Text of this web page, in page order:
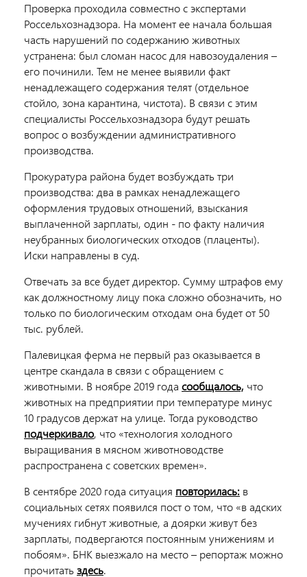
Проверка проходила совместно с экспертами
Россельхознадзора. На момент ее начала большая
часть нарушений по содержанию животных
устранена: был сломан насос для навозоудаления –
его починили. Тем не менее выявили факт
ненадлежащего содержания телят (отдельное
стойло, зона карантина, чистота). В связи с этим
специалисты Россельхознадзора будут решать
вопрос о возбуждении административного
производства.
Прокуратура района будет возбуждать три
производства: два в рамках ненадлежащего
оформления трудовых отношений, взыскания
выплаченной зарплаты, один - по факту наличия
неубранных биологических отходов (плаценты).
Иски направлены в суд.
Отвечать за все будет директор. Сумму штрафов ему
как должностному лицу пока сложно обозначить, но
только по биологическим отходам она будет от 50
тыс. рублей.
Палевицкая ферма не первый раз оказывается в
центре скандала в связи с обращением с
животными. В ноябре 2019 года сообщалось, что
животных на предприятии при температуре минус
10 градусов держат на улице. Тогда руководство
подчеркивало, что «технология холодного
выращивания в мясном животноводстве
распространена с советских времен».
В сентябре 2020 года ситуация повторилась: в
социальных сетях появился пост о том, что «в адских
мучениях гибнут животные, а доярки живут без
зарплаты, подвергаются постоянным унижениям и
побоям». БНК выезжало на место – репортаж можно
прочитать здесь.